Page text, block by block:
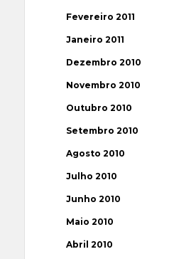
Fevereiro 2011
Janeiro 2011
Dezembro 2010
Novembro 2010
Outubro 2010
Setembro 2010
Agosto 2010
Julho 2010
Junho 2010
Maio 2010
Abril 2010